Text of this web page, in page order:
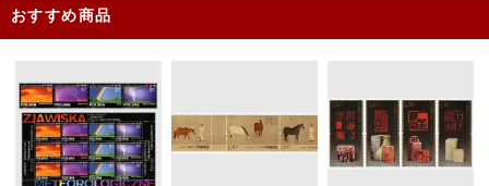
おすすめ商品